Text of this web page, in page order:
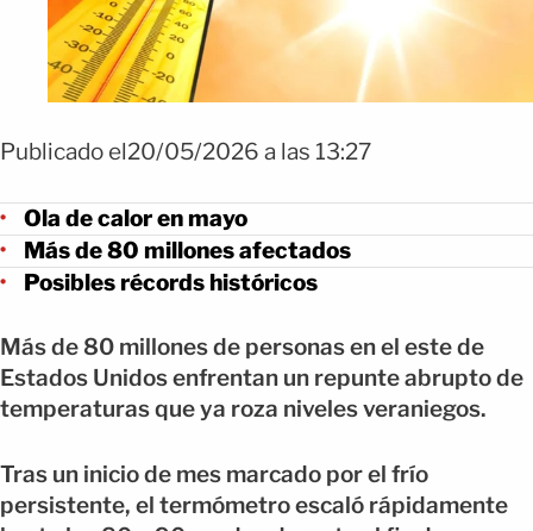
Publicado el20/05/2026 a las 13:27
Ola de calor en mayo
Más de 80 millones afectados
Posibles récords históricos
Más de 80 millones de personas en el este de
Estados Unidos enfrentan un repunte abrupto de
temperaturas que ya roza niveles veraniegos.
Tras un inicio de mes marcado por el frío
persistente, el termómetro escaló rápidamente